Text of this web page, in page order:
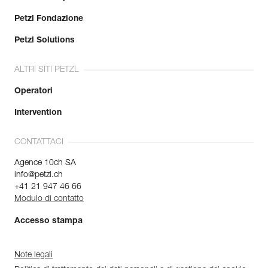
Petzl Fondazione
Petzl Solutions
ALTRI SITI PETZL
Operatori
Intervention
CONTATTACI
Agence 10ch SA
info@petzl.ch
+41 21 947 46 66
Modulo di contatto
Accesso stampa
Note legali